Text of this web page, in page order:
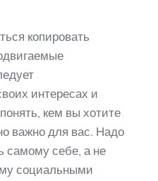
копировать
интересах и
кем вы хотите
важно для вас. Надо
самому себе, а не
социальными